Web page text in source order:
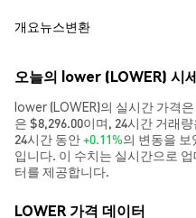
개요뉴스변환
오늘의 lower (LOWER) 시
lower (LOWER)의 실시간 가격
은 $8,296.00이며, 24시간 거래
24시간 동안+0.11%의 변동을 보
입니다. 이 수치는 실시간으로
터를 제공합니다.
LOWER 가격 데이터